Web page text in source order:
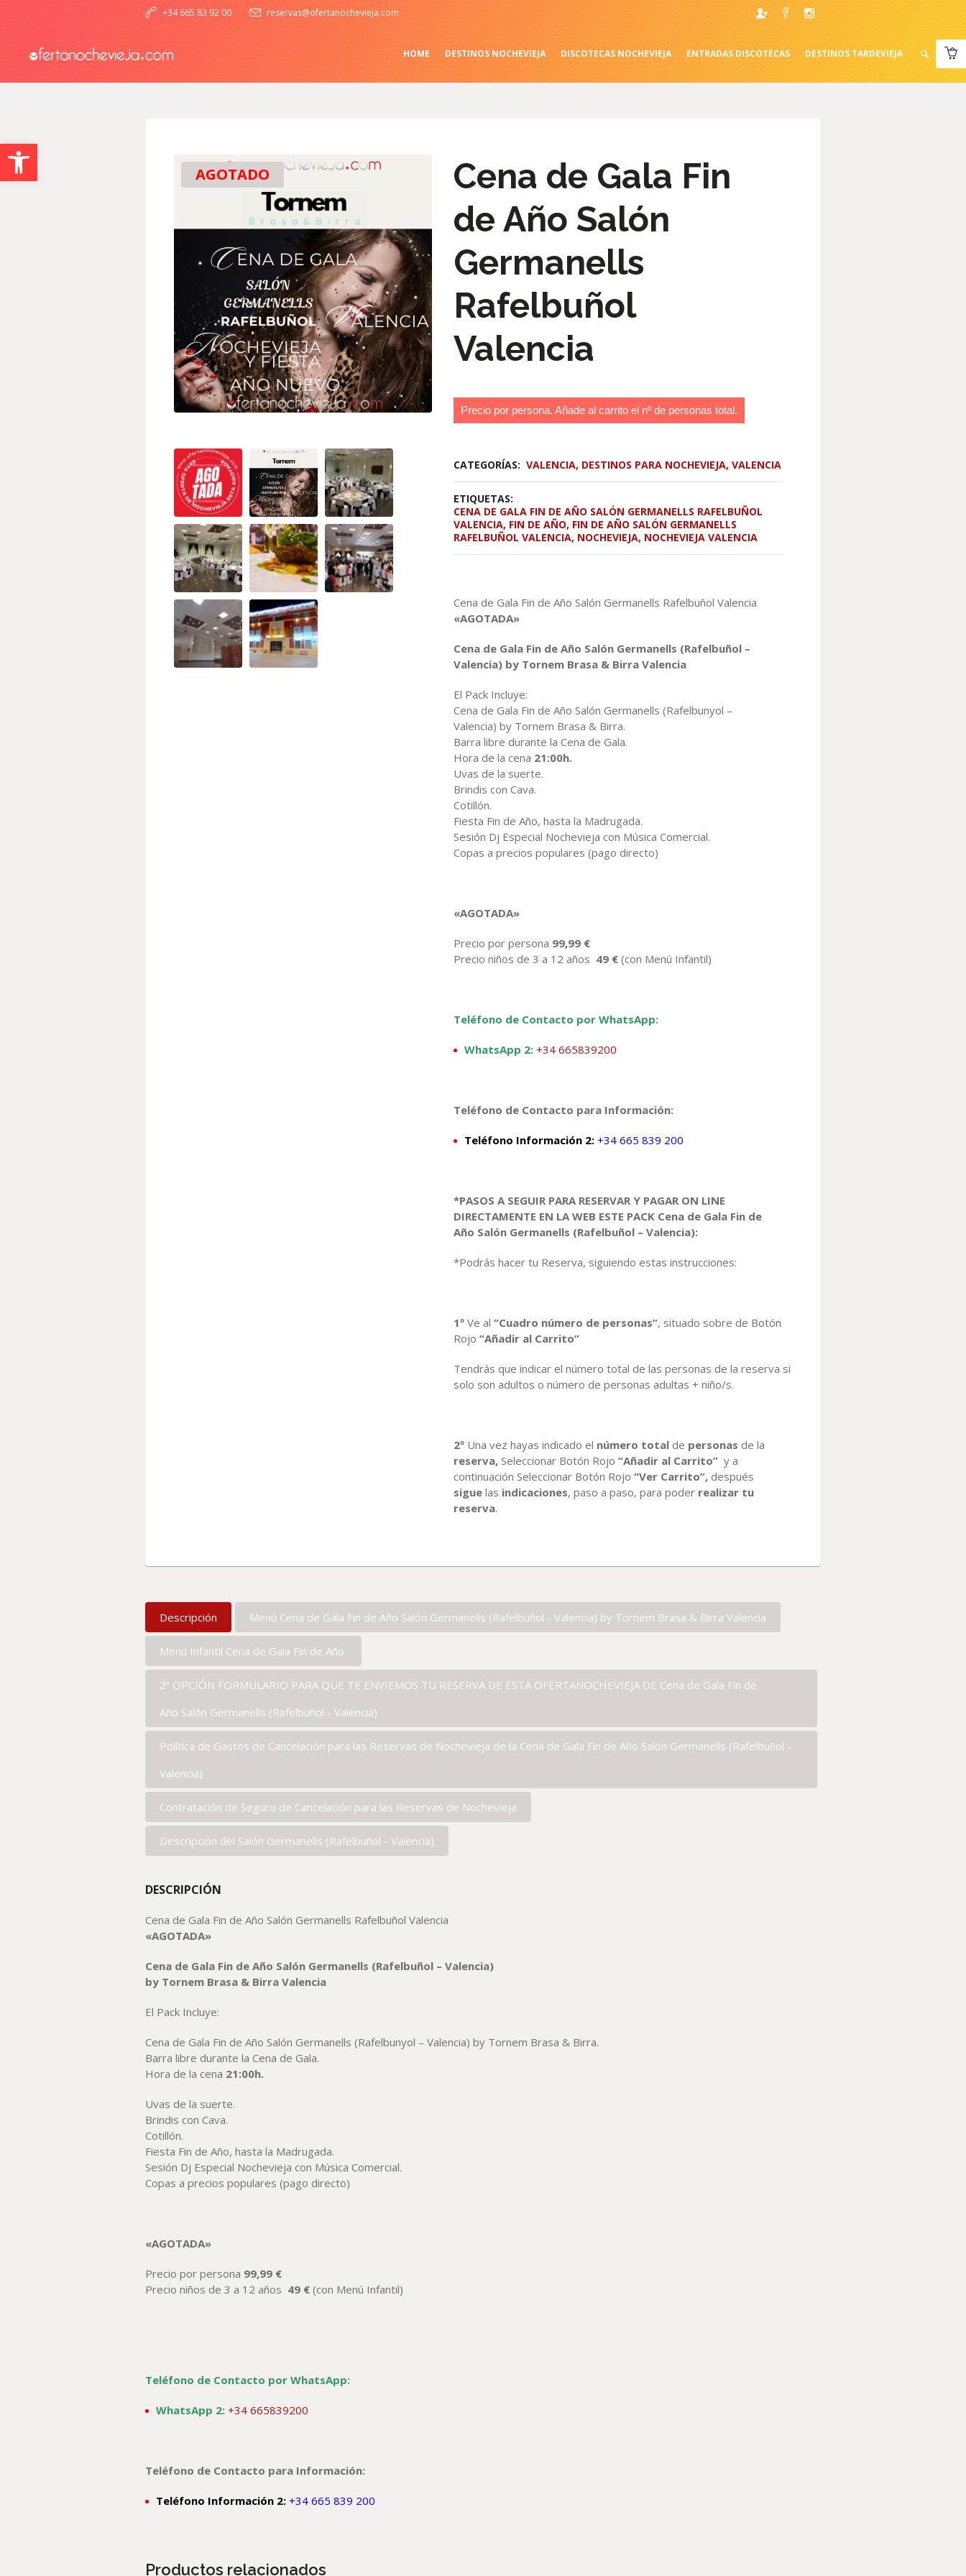
Abrir barra de herramientas
+34 665 83 92 00 reservas@ofertanochevieja.com
HOME DESTINOS NOCHEVIEJA DISCOTECAS NOCHEVIEJA ENTRADAS DISCOTECAS DESTINOS TARDEVIEJA
AGOTADO
Cena de Gala Fin
de Año Salón
Germanells
Rafelbuñol
Valencia
Precio por persona. Añade al carrito el nº de personas total.
CATEGORÍAS: VALENCIA, DESTINOS PARA NOCHEVIEJA, VALENCIA
ETIQUETAS:
CENA DE GALA FIN DE AÑO SALÓN GERMANELLS RAFELBUÑOL
VALENCIA, FIN DE AÑO, FIN DE AÑO SALÓN GERMANELLS
RAFELBUÑOL VALENCIA, NOCHEVIEJA, NOCHEVIEJA VALENCIA
Cena de Gala Fin de Año Salón Germanells Rafelbuñol Valencia
«AGOTADA»
Cena de Gala Fin de Año Salón Germanells (Rafelbuñol –
Valencia) by Tornem Brasa & Birra Valencia
El Pack Incluye:
Cena de Gala Fin de Año Salón Germanells (Rafelbunyol –
Valencia) by Tornem Brasa & Birra.
Barra libre durante la Cena de Gala.
Hora de la cena 21:00h.
Uvas de la suerte.
Brindis con Cava.
Cotillón.
Fiesta Fin de Año, hasta la Madrugada.
Sesión Dj Especial Nochevieja con Música Comercial.
Copas a precios populares (pago directo)
«AGOTADA»
Precio por persona 99,99 €
Precio niños de 3 a 12 años 49 €(con Menú Infantil)
Teléfono de Contacto por WhatsApp:
WhatsApp 2: +34 665839200
Teléfono de Contacto para Información:
Teléfono Información 2: +34 665 839 200
*PASOS A SEGUIR PARA RESERVAR Y PAGAR ON LINE
DIRECTAMENTE EN LA WEB ESTE PACK Cena de Gala Fin de
Año Salón Germanells (Rafelbuñol –Valencia):
*Podrás hacer tu Reserva, siguiendo estas instrucciones:
1º Ve al“Cuadro número de personas”, situado sobre de Botón
Rojo“Añadir al Carrito”
Tendrás que indicar el número total de las personas de la reserva si
solo son adultos o número de personas adultas + niño/s.
2º Una vez hayas indicado el número total de personas de la
reserva, Seleccionar Botón Rojo“Añadir al Carrito” y a
continuación Seleccionar Botón Rojo“Ver Carrito”, después
sigue las indicaciones, paso a paso, para poder realizar tu
reserva.
Descripción Menú Cena de Gala Fin de Año Salón Germanells (Rafelbuñol - Valencia) by Tornem Brasa & Birra Valencia
Menú Infantil Cena de Gala Fin de Año
2ª OPCIÓN FORMULARIO PARA QUE TE ENVIEMOS TU RESERVA DE ESTA OFERTANOCHEVIEJA DE Cena de Gala Fin de
Año Salón Germanells (Rafelbuñol - Valencia)
Política de Gastos de Cancelación para las Reservas de Nochevieja de la Cena de Gala Fin de Año Salón Germanells (Rafelbuñol -
Valencia)
Contratación de Seguro de Cancelación para las Reservas de Nochevieja
Descripción del Salón Germanells (Rafelbuñol - Valencia)
DESCRIPCIÓN
Cena de Gala Fin de Año Salón Germanells Rafelbuñol Valencia
«AGOTADA»
Cena de Gala Fin de Año Salón Germanells (Rafelbuñol – Valencia)
by Tornem Brasa & Birra Valencia
El Pack Incluye:
Cena de Gala Fin de Año Salón Germanells (Rafelbunyol – Valencia) by Tornem Brasa & Birra.
Barra libre durante la Cena de Gala.
Hora de la cena 21:00h.
Uvas de la suerte.
Brindis con Cava.
Cotillón.
Fiesta Fin de Año, hasta la Madrugada.
Sesión Dj Especial Nochevieja con Música Comercial.
Copas a precios populares (pago directo)
«AGOTADA»
Precio por persona 99,99 €
Precio niños de 3 a 12 años 49 € (con Menú Infantil)
Teléfono de Contacto por WhatsApp:
WhatsApp 2: +34 665839200
Teléfono de Contacto para Información:
Teléfono Información 2: +34 665 839 200
Productos relacionados